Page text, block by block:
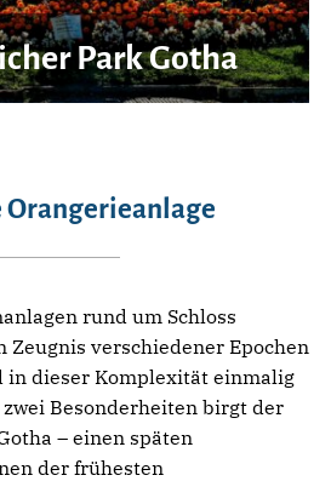
Park Gotha
Orangerieanlage
rund um Schloss
verschiedener Epochen
in dieser Komplexität einmalig
Besonderheiten birgt der
– einen späten
der frühesten